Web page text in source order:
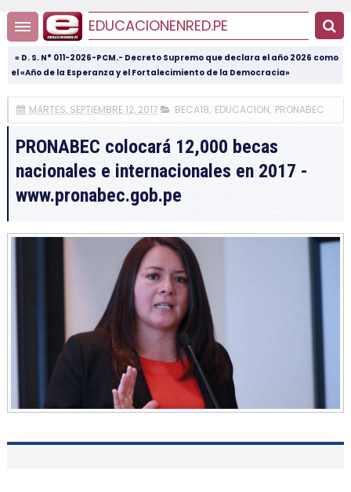
EDUCACIONENRED.PE
« D. S. N° 011-2026-PCM.- Decreto Supremo que declara el año 2026 como
el «Año de la Esperanza y el Fortalecimiento de la Democracia»
MARTES, SEPTIEMBRE 12, 2017 BECA18, EDUCACION, PRONABEC
PRONABEC colocará 12,000 becas
nacionales e internacionales en 2017 -
www.pronabec.gob.pe